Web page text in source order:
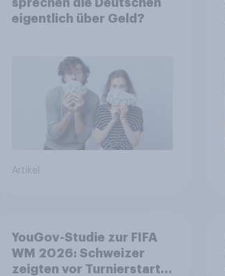
eigentlich über Geld?
Artikel
YouGov-Studie zur FIFA
WM 2026: Schweizer
zeigten vor Turnierstart